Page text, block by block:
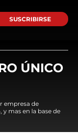
SUSCRIBIRSE
ÚNICO
empresa de
mas en la base de